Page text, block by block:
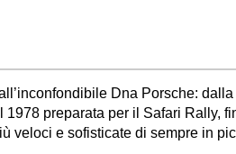
Dna Porsche:
preparata per il Safari
veloci e sofisticate di sempre in